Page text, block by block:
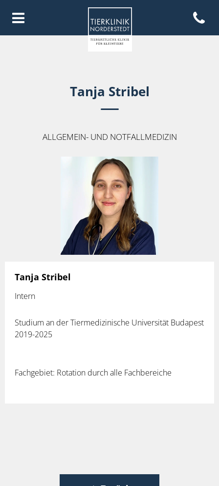
Homepage Tierklinik
Open
Tanja Stribel
ALLGEMEIN- UND NOTFALLMEDIZIN
Tanja Stribel
Intern
Studium an der Tiermedizinische Universität Budapest
2019-2025
Fachgebiet: Rotation durch alle Fachbereiche